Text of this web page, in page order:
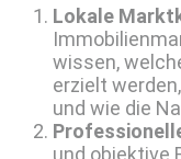
Lokale
wissen,
erzielt
und wie die
und objektive